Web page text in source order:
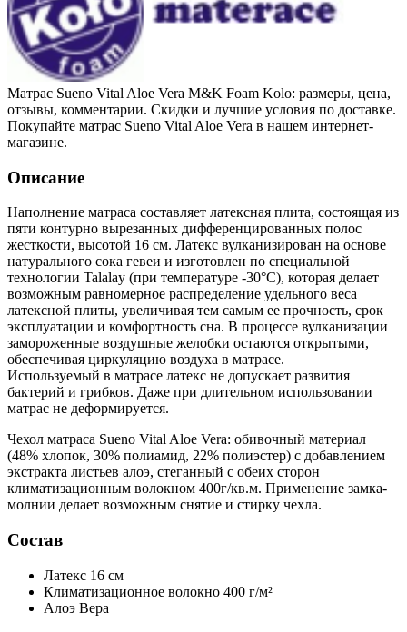
Матрас Sueno Vital Aloe Vera M&K Foam Kolo: размеры, цена,
отзывы, комментарии. Скидки и лучшие условия по доставке.
Покупайте матрас Sueno Vital Aloe Vera в нашем интернет-
магазине.
Описание
Наполнение матраса составляет латексная плита, состоящая из
пяти контурно вырезанных дифференцированных полос
жесткости, высотой 16 см. Латекс вулканизирован на основе
натурального сока гевеи и изготовлен по специальной
технологии Talalay (при температуре -30°С), которая делает
возможным равномерное распределение удельного веса
латексной плиты, увеличивая тем самым ее прочность, срок
эксплуатации и комфортность сна. В процессе вулканизации
замороженные воздушные желобки остаются открытыми,
обеспечивая циркуляцию воздуха в матрасе.
Используемый в матрасе латекс не допускает развития
бактерий и грибков. Даже при длительном использовании
матрас не деформируется.
Чехол матраса Sueno Vital Aloe Vera: обивочный материал
(48% хлопок, 30% полиамид, 22% полиэстер) с добавлением
экстракта листьев алоэ, стеганный с обеих сторон
климатизационным волокном 400г/кв.м. Применение замка-
молнии делает возможным снятие и стирку чехла.
Состав
Латекс 16 см
Климатизационное волокно 400 г/м²
Алоэ Вера